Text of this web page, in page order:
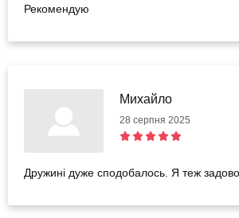
Рекомендую
Михайло
28 серпня 2025
Дружині дуже сподобалось. Я теж